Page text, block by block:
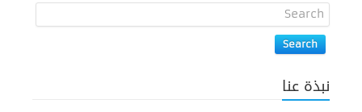
Search
نبذة عنا